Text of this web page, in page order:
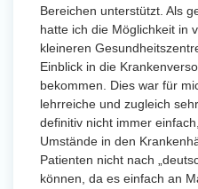
Bereichen unterstützt. Als
hatte ich die Möglichkeit in
kleineren
Einblick in die
bekommen. Dies war für
lehrreiche und zugleich
definitiv nicht immer
Umstände in den
Patienten nicht nach
können, da es einfach an